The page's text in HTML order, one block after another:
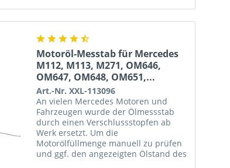
Motoröl-Messtab für Mercedes
M112, M113, M271, OM646,
OM647, OM648, OM651,...
Art.-Nr. XXL-113096
An vielen Mercedes Motoren und
Fahrzeugen wurde der Ölmessstab
durch einen Verschlussstopfen ab
Werk ersetzt. Um die
Motorölfüllmenge manuell zu prüfen
und ggf. den angezeigten Ölstand des